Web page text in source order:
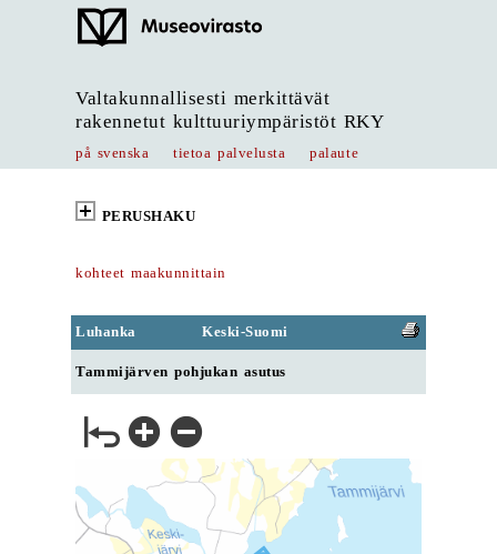
Valtakunnallisesti merkittävät
rakennetut kulttuuriympäristöt RKY
på svenska tietoa palvelusta palaute
PERUSHAKU
kohteet maakunnittain
Luhanka Keski-Suomi
Tammijärven pohjukan asutus